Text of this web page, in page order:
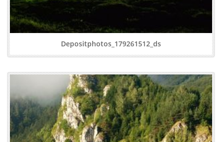
Depositphotos_179261512_ds